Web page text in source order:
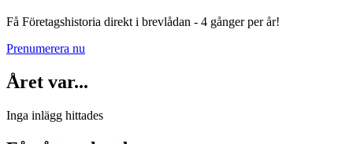
Få Företagshistoria direkt i brevlådan - 4 gånger per år!
Prenumerera nu
Året var...
Inga inlägg hittades